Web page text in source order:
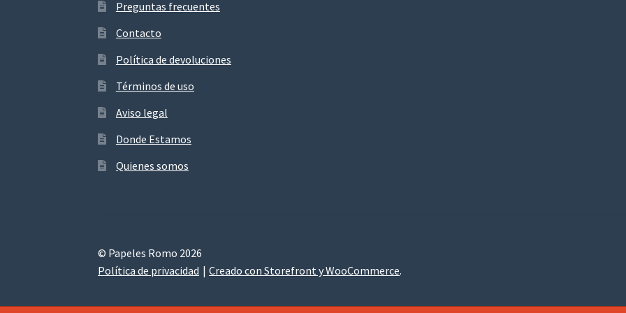
Preguntas frecuentes
Contacto
Política de devoluciones
Términos de uso
Aviso legal
Donde Estamos
Quienes somos
© Papeles Romo 2026
Política de privacidad
Creado con Storefront y WooCommerce.